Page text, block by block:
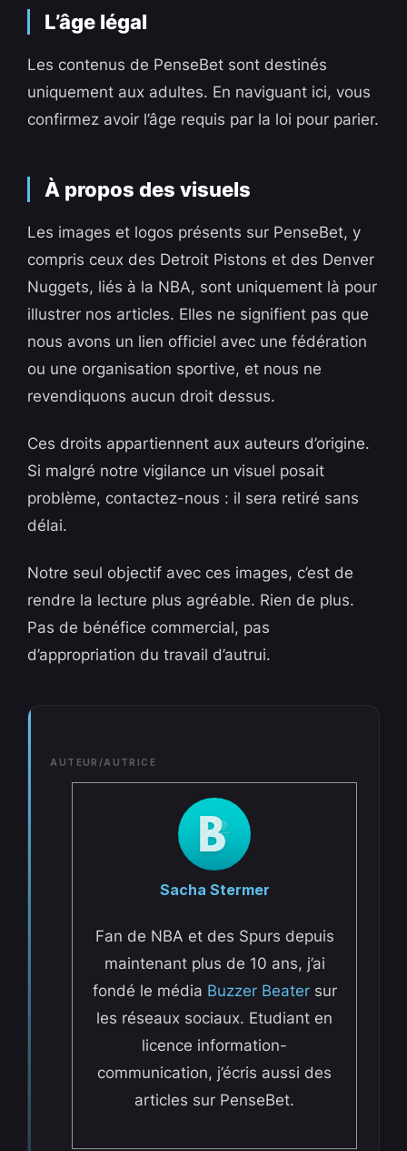
L’âge légal
Les contenus de PenseBet sont destinés
uniquement aux adultes. En naviguant ici, vous
confirmez avoir l’âge requis par la loi pour parier.
À propos des visuels
Les images et logos présents sur PenseBet, y
compris ceux des Detroit Pistons et des Denver
Nuggets, liés à la NBA, sont uniquement là pour
illustrer nos articles. Elles ne signifient pas que
nous avons un lien officiel avec une fédération
ou une organisation sportive, et nous ne
revendiquons aucun droit dessus.
Ces droits appartiennent aux auteurs d’origine.
Si malgré notre vigilance un visuel posait
problème, contactez-nous : il sera retiré sans
délai.
Notre seul objectif avec ces images, c’est de
rendre la lecture plus agréable. Rien de plus.
Pas de bénéfice commercial, pas
d’appropriation du travail d’autrui.
AUTEUR/AUTRICE
Sacha Stermer
Fan de NBA et des Spurs depuis
maintenant plus de 10 ans, j’ai
fondé le média Buzzer Beatersur
les réseaux sociaux. Etudiant en
licence information-
communication, j’écris aussi des
articles sur PenseBet.